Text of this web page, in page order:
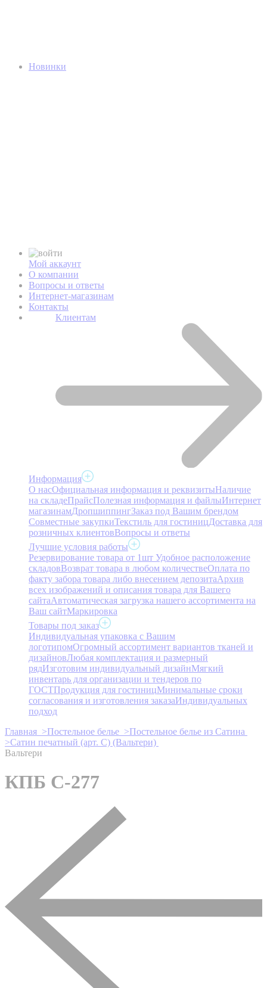
Новинки
Мой аккаунт
О компании
Вопросы и ответы
Интернет-магазинам
Контакты
Клиентам
Информация
О насОфициальная информация и реквизитыНаличие
на складеПрайсПолезная информация и файлыИнтернет
магазинамДропшиппингЗаказ под Вашим брендом
Совместные закупкиТекстиль для гостиницДоставка для
розничных клиентовВопросы и ответы
Лучшие условия работы
Резервирование товара от 1шт Удобное расположение
складовВозврат товара в любом количествеОплата по
факту забора товара либо внесением депозитаАрхив
всех изображений и описания товара для Вашего
сайтаАвтоматическая загрузка нашего ассортимента на
Ваш сайтМаркировка
Товары под заказ
Индивидуальная упаковка с Вашим
логотипомОгромный ассортимент вариантов тканей и
дизайновЛюбая комплектация и размерный
рядИзготовим индивидуальный дизайнМягкий
инвентарь для организации и тендеров по
ГОСТПродукция для гостиницМинимальные сроки
согласования и изготовления заказаИндивидуальных
подход
Главная >Постельное белье >Постельное белье из Сатина
>Сатин печатный (арт. С) (Вальтери)
Вальтери
КПБ С-277